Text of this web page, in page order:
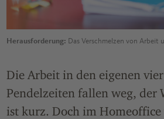
Herausforderung: Das Verschmelzen von Arbeit
Die Arbeit in den eigenen
Pendelzeiten fallen weg, der
ist kurz. Doch im